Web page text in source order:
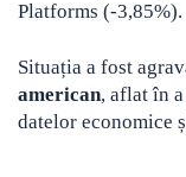
Platforms (-3,85%).
Situația a fost
american, aflat în
datelor economice